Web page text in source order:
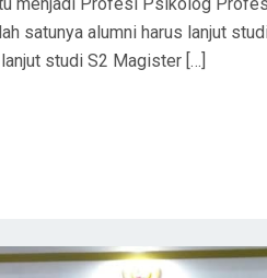
satunya alumni harus lanjut
studi S2 Magister […]